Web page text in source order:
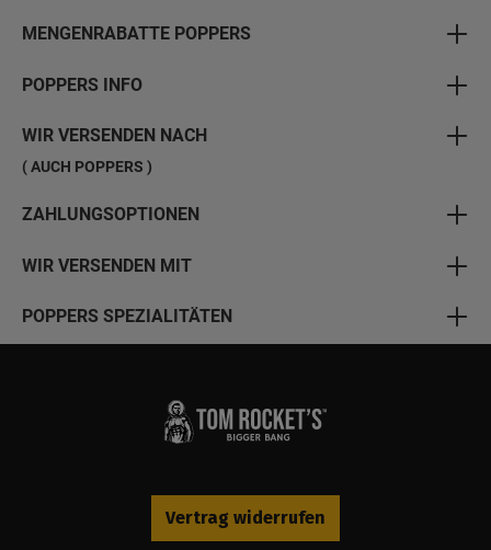
MENGENRABATTE POPPERS
POPPERS INFO
WIR VERSENDEN NACH
( AUCH POPPERS )
ZAHLUNGSOPTIONEN
WIR VERSENDEN MIT
POPPERS SPEZIALITÄTEN
Vertrag widerrufen